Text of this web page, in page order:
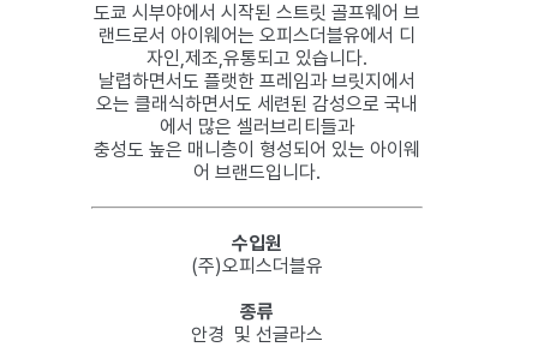
도쿄 시부야에서 시작된 스트릿 골프웨어 브
랜드로서 아이웨어는 오피스더블유에서 디
자인,제조,유통되고 있습니다.
날렵하면서도 플랫한 프레임과 브릿지에서
오는 클래식하면서도 세련된 감성으로 국내
에서 많은 셀러브리티들과
충성도 높은 매니층이 형성되어 있는 아이웨
어 브랜드입니다.
수입원
(주)오피스더블유
종류
안경 및 선글라스